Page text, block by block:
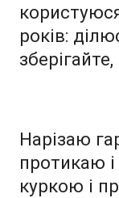
років:
Нарізаю
протикаю
куркою і